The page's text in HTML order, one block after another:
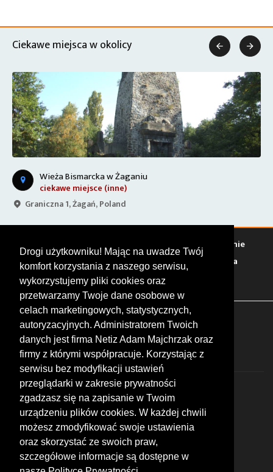
Drogi użytkowniku! Mając na uwadze Twój
komfort korzystania z naszego serwisu,
wykorzystujemy pliki cookies oraz
przetwarzamy Twoje dane osobowe w
celach marketingowych, statystycznych,
autoryzacyjnych. Administratorem Twoich
danych jest firma Netiz Adam Majchrzak oraz
firmy z którymi współpracuje. Korzystając z
serwisu bez modyfikacji ustawień
przeglądarki w zakresie prywatności
zgadzasz się na zapisanie w Twoim
urządzeniu plików cookies. W każdej chwili
możesz zmodyfikować swoje ustawienia
oraz skorzystać ze swoich praw,
szczegółowe informacje są dostępne w
Ciekawe miejsca w okolicy
Wieża Bismarcka w Żaganiu
ciekawe miejsce (inne)
Graniczna 1, Żagań, Poland
 
Warto zobaczyć Serwisy Stacje paliw
Jedzenie
Bary Zakwaterowanie Tory Zloty Rajdy
Spotkania
Targi Giełdy Szkolenia
FOLLOW US
© 2026 by MotoWhizzer.com
All rights reserved.